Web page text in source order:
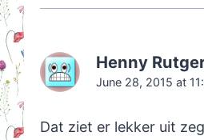
Henny
June 28, 2015 at
Dat ziet er lekker uit